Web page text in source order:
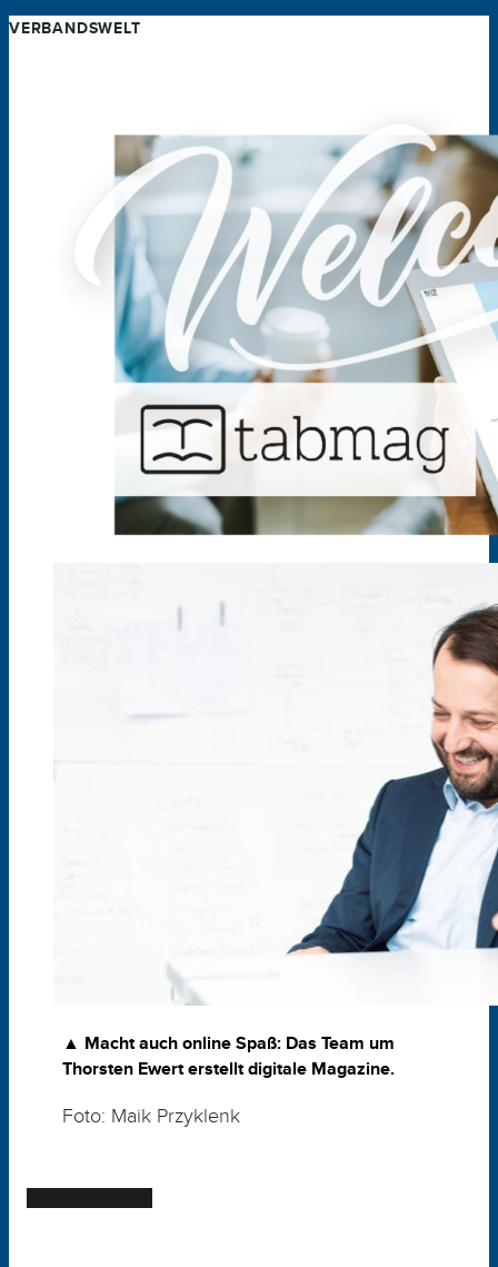
VERBANDSWELT
▲ Macht auch online Spaß: Das Team um
Thorsten Ewert erstellt digitale Magazine.
Foto: Maik Przyklenk